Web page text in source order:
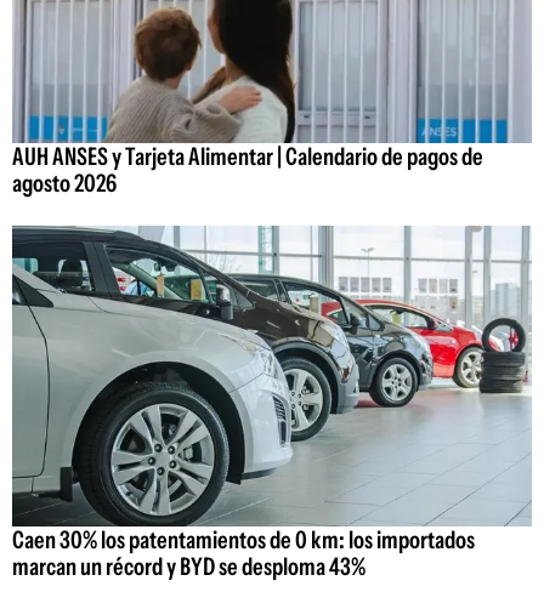
AUH ANSES y Tarjeta Alimentar | Calendario de pagos de
agosto 2026
Caen 30% los patentamientos de 0 km: los importados
marcan un récord y BYD se desploma 43%